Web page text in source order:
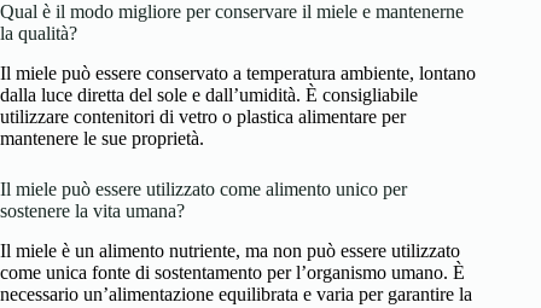
Qual è il modo migliore per conservare il miele e mantenerne
la qualità?
Il miele può essere conservato a temperatura ambiente, lontano
dalla luce diretta del sole e dall’umidità. È consigliabile
utilizzare contenitori di vetro o plastica alimentare per
mantenere le sue proprietà.
Il miele può essere utilizzato come alimento unico per
sostenere la vita umana?
Il miele è un alimento nutriente, ma non può essere utilizzato
come unica fonte di sostentamento per l’organismo umano. È
necessario un’alimentazione equilibrata e varia per garantire la